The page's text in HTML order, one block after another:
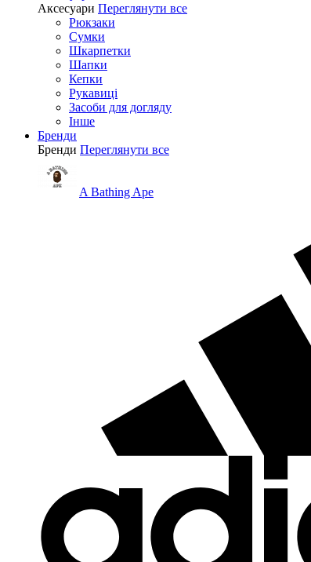
Аксесуари Переглянути все
Рюкзаки
Сумки
Шкарпетки
Шапки
Кепки
Рукавиці
Засоби для догляду
Інше
Бренди
Бренди Переглянути все
A Bathing Ape